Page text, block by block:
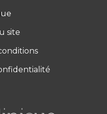
site